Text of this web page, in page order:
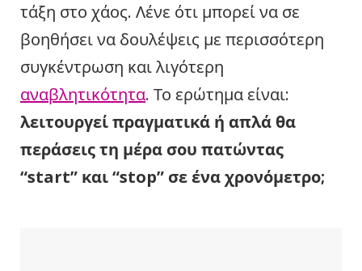
τάξη στο χάος. Λένε ότι μπορεί να σε
βοηθήσει να δουλέψεις με περισσότερη
συγκέντρωση και λιγότερη
αναβλητικότητα. Το ερώτημα είναι:
λειτουργεί πραγματικά ή απλά θα
περάσεις τη μέρα σου πατώντας
“start” και “stop” σε ένα χρονόμετρο;